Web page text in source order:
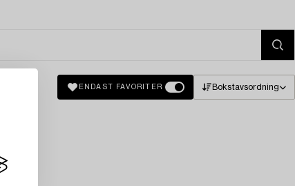
ENDAST FAVORITER Bokstavsordning